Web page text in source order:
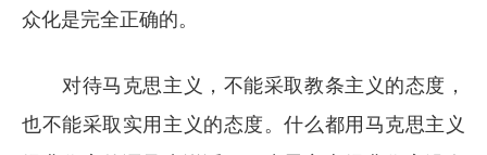
众化是完全正确的。
对待马克思主义，不能采取教条主义的态度，
也不能采取实用主义的态度。什么都用马克思主义